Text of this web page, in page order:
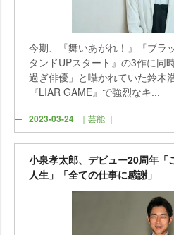
今期、『舞いあがれ！』『ブラ
タンドUPスタート』の3作に同
過ぎ俳優」と囁かれていた鈴木
『LIAR GAME』で強烈なキ...
2023-03-24 ｜芸能 ｜
小泉孝太郎、デビュー20周年「
人生」「全ての仕事に感謝」